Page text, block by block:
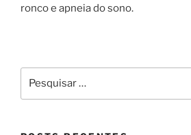
ronco e apneia do sono.
por: